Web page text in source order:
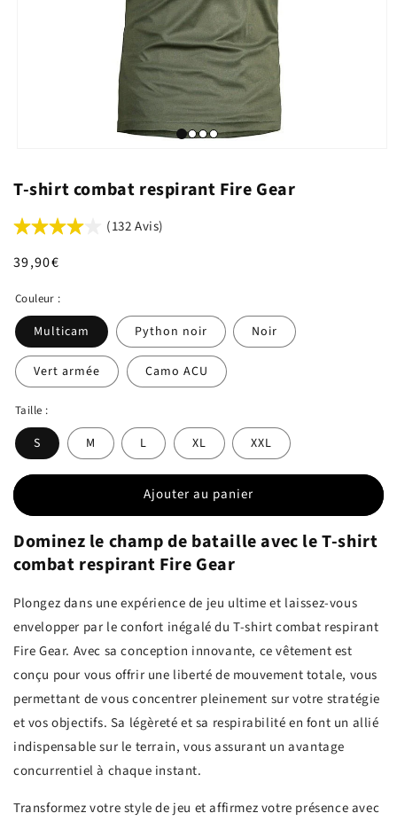
T-shirt combat respirant Fire Gear
(132 Avis)
Prix
39,90€
Couleur :
Multicam Python noir Noir
Vert armée Camo ACU
Taille :
S M L XL XXL
Ajouter au panier
Dominez le champ de bataille avec le T-shirt
combat respirant Fire Gear
Plongez dans une expérience de jeu ultime et laissez-vous
envelopper par le confort inégalé du T-shirt combat respirant
Fire Gear. Avec sa conception innovante, ce vêtement est
conçu pour vous offrir une liberté de mouvement totale, vous
permettant de vous concentrer pleinement sur votre stratégie
et vos objectifs. Sa légèreté et sa respirabilité en font un allié
indispensable sur le terrain, vous assurant un avantage
concurrentiel à chaque instant.
Transformez votre style de jeu et affirmez votre présence avec